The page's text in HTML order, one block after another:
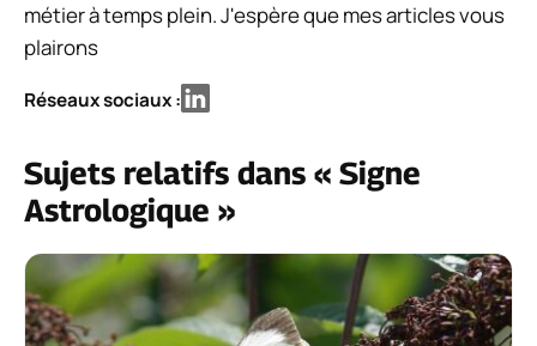
métier à temps plein. J'espère que mes articles vous
plairons
Réseaux sociaux :
Sujets relatifs dans « Signe
Astrologique »